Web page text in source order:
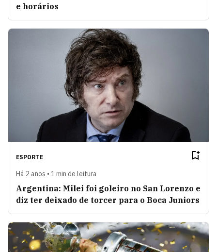
e horários
ESPORTE
Há 2 anos • 1 min de leitura
Argentina: Milei foi goleiro no San Lorenzo e
diz ter deixado de torcer para o Boca Juniors